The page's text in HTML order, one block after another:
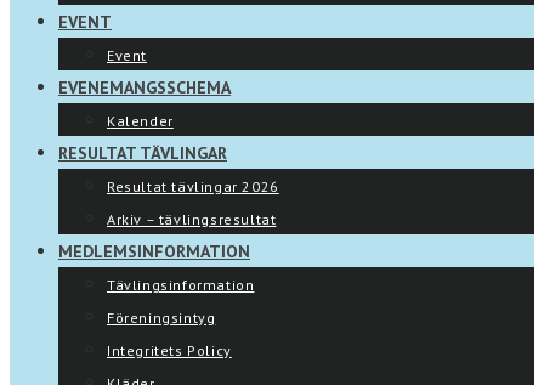
EVENT
Event
EVENEMANGSSCHEMA
Kalender
RESULTAT TÄVLINGAR
Resultat tävlingar 2026
Arkiv – tävlingsresultat
MEDLEMSINFORMATION
Tävlingsinformation
Föreningsintyg
Integritets Policy